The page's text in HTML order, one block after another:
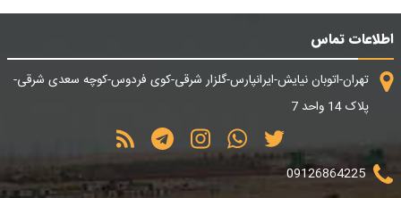
اطلاعات تماس
تهران-اتوبان نیایش-ایرانپارس-گلزار شرقی-کوی فردوس-کوچه سعدی شرقی-
پلاک 14 واحد 7
09126864225